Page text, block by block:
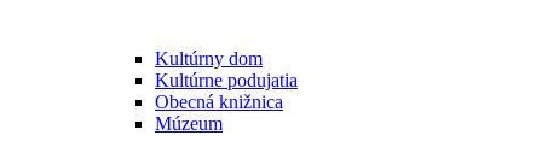
Kultúrny dom
Kultúrne podujatia
Obecná knižnica
Múzeum